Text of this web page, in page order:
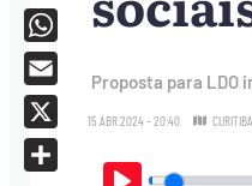
Proposta para LDO
15.ABR.2024 - 20:40
Facebook
WhatsApp
Email
X